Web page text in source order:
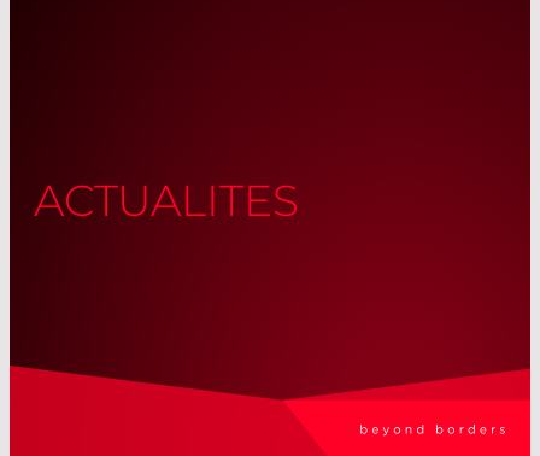
ACTUALITES